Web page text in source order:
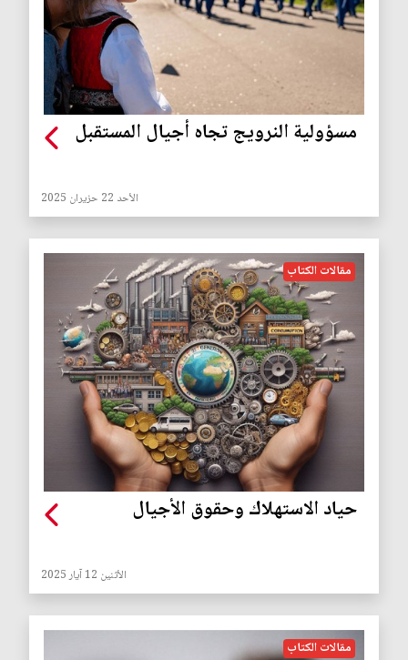
مسؤولية النرويج تجاه أجيال المستقبل
الأحد 22 حزيران 2025
مقالات الكتاب
حياد الاستهلاك وحقوق الأجيال
الأثنين 12 آيار 2025
مقالات الكتاب